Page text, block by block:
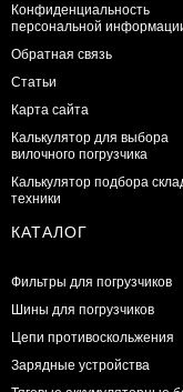
Конфиденциальность
персональной
Обратная связь
Статьи
Карта сайта
Калькулятор для выбора
вилочного погрузчика
Калькулятор подбора
техники
КАТАЛОГ
Фильтры для погрузчиков
Шины для погрузчиков
Цепи противоскольжения
Зарядные устройства